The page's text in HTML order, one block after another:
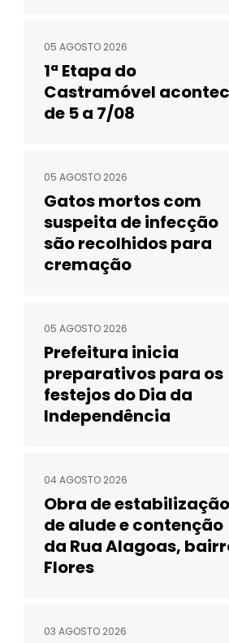
05 AGOSTO 2026
1ª Etapa do
Castramóvel
de 5 a 7/08
05 AGOSTO 2026
Gatos mortos com
suspeita de infecção
são recolhidos para
cremação
05 AGOSTO 2026
Prefeitura inicia
preparativos para os
festejos do Dia da
Independência
04 AGOSTO 2026
Obra de
de alude e contenção
da Rua Alagoas,
Flores
03 AGOSTO 2026